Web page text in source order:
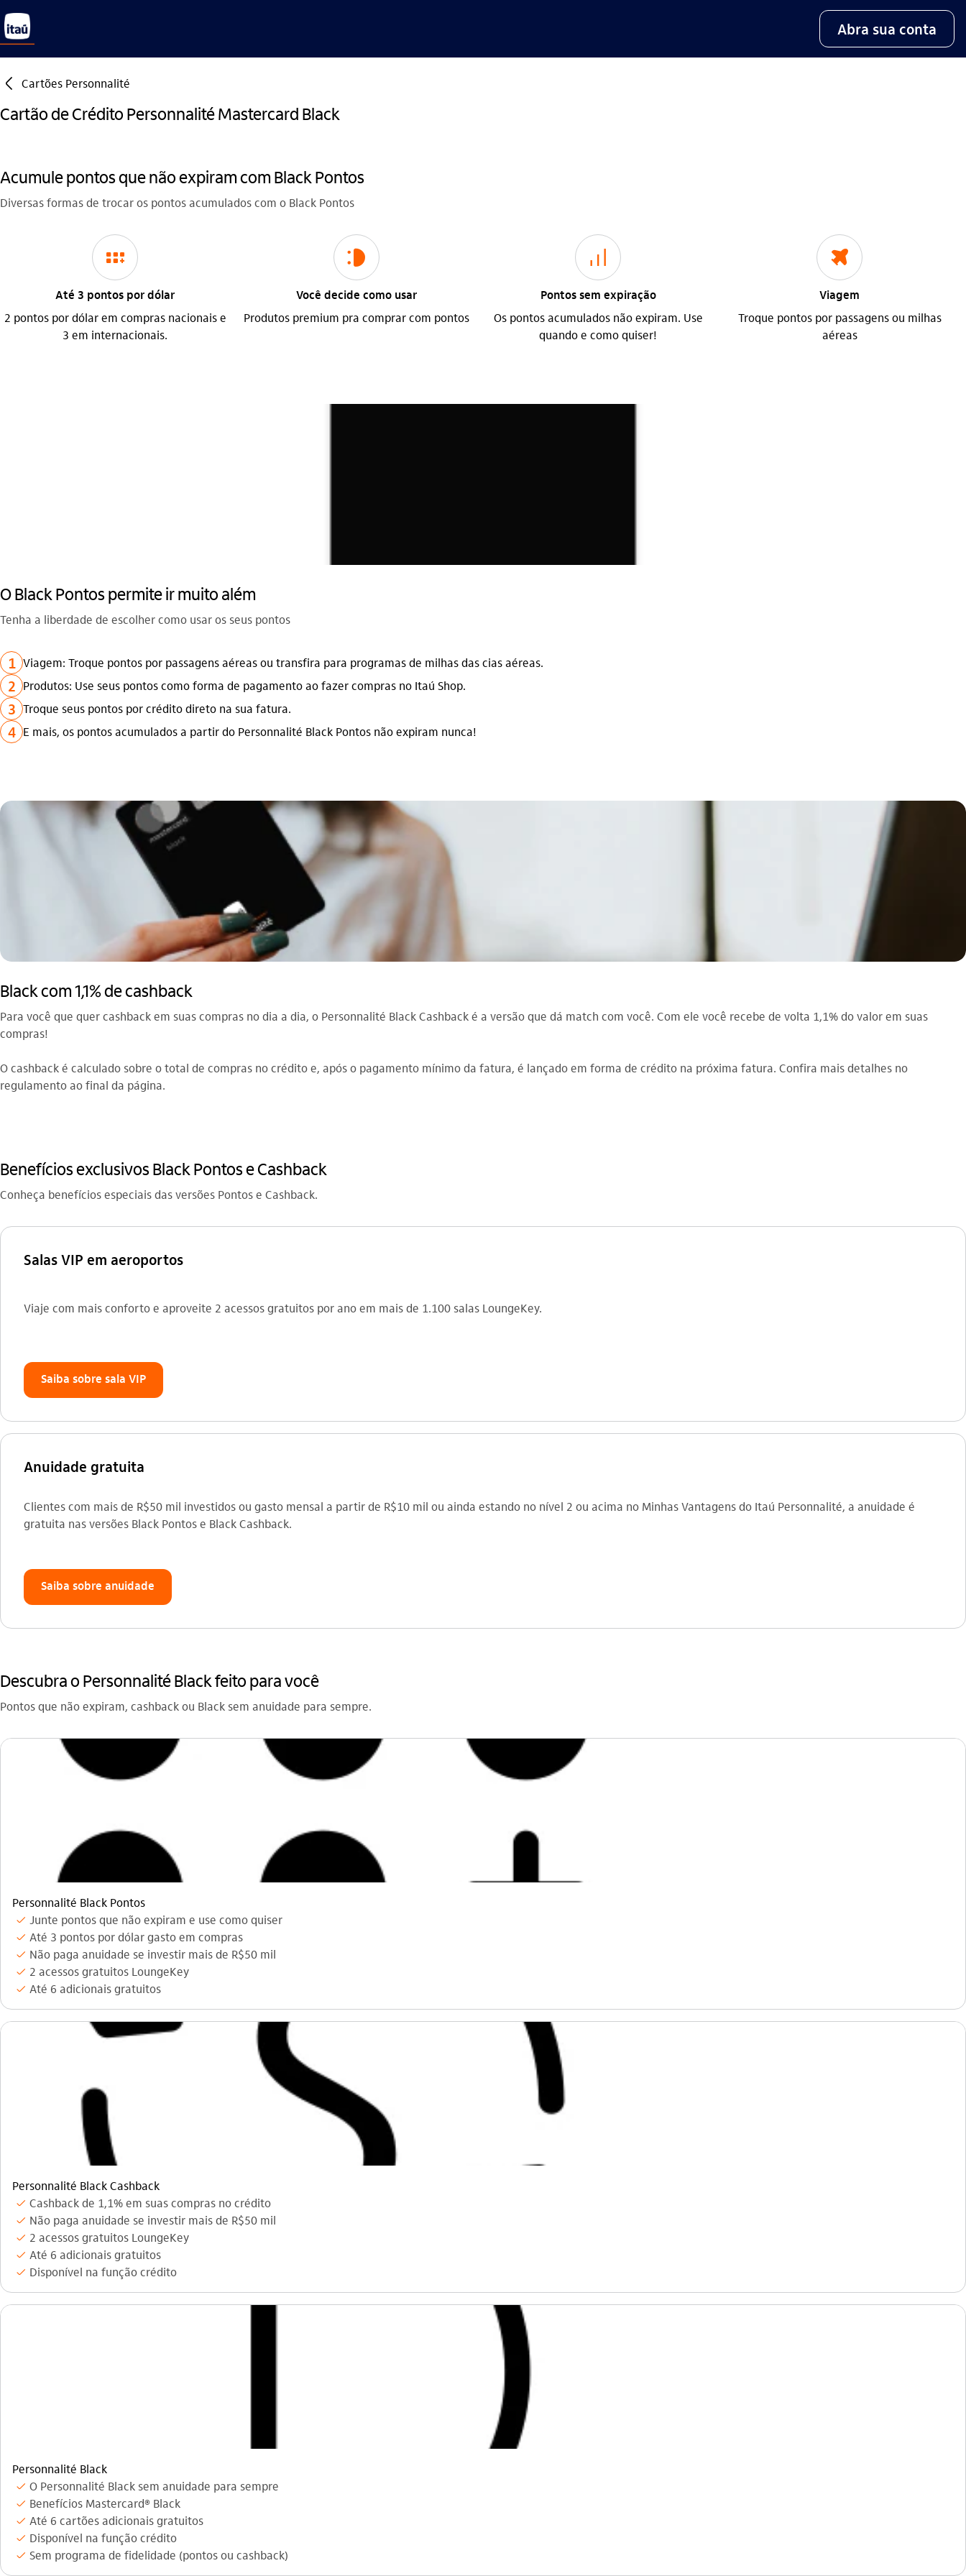
Abra sua conta
seta_esquerda Cartões Personnalité
Cartão de Crédito Personnalité Mastercard Black
Acumule pontos que não expiram com Black Pontos
Diversas formas de trocar os pontos acumulados com o Black Pontos
icon-itaufonts_programa_de_pontos
Até 3 pontos por dólar
2 pontos por dólar em compras nacionais e
3 em internacionais.
icon-itaufonts_sorriso
Você decide como usar
Produtos premium pra comprar com pontos
icon-itaufonts_investimento
Pontos sem expiração
Os pontos acumulados não expiram. Use
quando e como quiser!
icon-itaufonts_viagem
Viagem
Troque pontos por passagens ou milhas
aéreas
O Black Pontos permite ir muito além
Tenha a liberdade de escolher como usar os seus pontos
1 Viagem: Troque pontos por passagens aéreas ou transfira para programas de milhas das cias aéreas.​
2 Produtos: Use seus pontos como forma de pagamento ao fazer compras no Itaú Shop.
3 Troque seus pontos por crédito direto na sua fatura.​
4 E mais, os pontos acumulados a partir do Personnalité Black Pontos não expiram nunca!​
Black com 1,1% de cashback
Para você que quer cashback em suas compras no dia a dia, o Personnalité Black Cashback é a versão que dá match com você. Com ele você recebe de volta 1,1% do valor em suas
compras!
O cashback é calculado sobre o total de compras no crédito e, após o pagamento mínimo da fatura, é lançado em forma de crédito na próxima fatura. Confira mais detalhes no
regulamento ao final da página.
Benefícios exclusivos Black Pontos e Cashback​
Conheça benefícios especiais das versões Pontos e Cashback​.
Salas VIP em aeroportos
Viaje com mais conforto e aproveite 2 acessos gratuitos por ano em mais de 1.100 salas LoungeKey.
Saiba sobre sala VIP
Anuidade gratuita
Clientes com mais de R$50 mil investidos ou gasto mensal a partir de R$10 mil ou ainda estando no nível 2 ou acima no Minhas Vantagens do Itaú Personnalité, a anuidade é
gratuita nas versões Black Pontos e Black Cashback.
Saiba sobre anuidade
Descubra o Personnalité Black feito para você
Pontos que não expiram, cashback ou Black sem anuidade para sempre.
Personnalité Black Pontos
icon-itaufonts_check Junte pontos que não expiram e use como quiser
icon-itaufonts_check Até 3 pontos por dólar gasto em compras
icon-itaufonts_check Não paga anuidade se investir mais de R$50 mil
icon-itaufonts_check 2 acessos gratuitos LoungeKey
icon-itaufonts_check Até 6 adicionais gratuitos
Personnalité Black Cashback
icon-itaufonts_check Cashback de 1,1% em suas compras no crédito
icon-itaufonts_check Não paga anuidade se investir mais de R$50 mil
icon-itaufonts_check 2 acessos gratuitos LoungeKey
icon-itaufonts_check Até 6 adicionais gratuitos
icon-itaufonts_check Disponível na função crédito
Personnalité Black
icon-itaufonts_check O Personnalité Black sem anuidade para sempre
icon-itaufonts_check Benefícios Mastercard® Black
icon-itaufonts_check Até 6 cartões adicionais gratuitos
icon-itaufonts_check Disponível na função crédito
icon-itaufonts_check Sem programa de fidelidade (pontos ou cashback)